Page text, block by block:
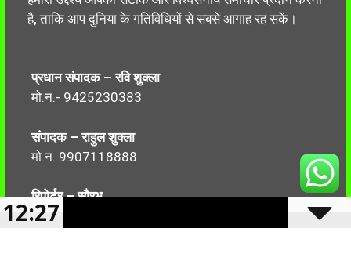
है, ताकि आप दुनिया के गतिविधियों से सबसे आगाह रह सकें।
प्रधान संपादक – रवि शुक्ला
मो.न.- 9425230383
संपादक – राहुल शुक्ला
मो.न. 9907118888
रिपोर्टर – सौरभ
मो.न.-7499999906
12:27